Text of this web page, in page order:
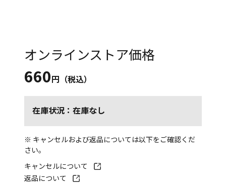
オンラインストア価格
660円（税込）
在庫状況：在庫なし
※ キャンセルおよび返品については以下をご確認くだ
さい。
キャンセルについて
返品について